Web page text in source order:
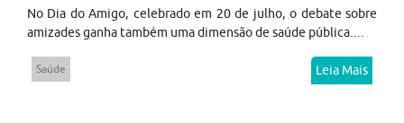
No Dia do Amigo, celebrado em 20 de julho, o debate sobre
amizades ganha também uma dimensão de saúde pública....
Saúde Leia Mais